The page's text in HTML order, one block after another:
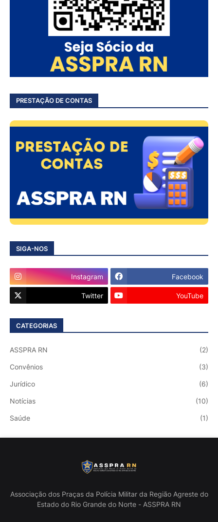
PRESTAÇÃO DE CONTAS
SIGA-NOS
Instagram Facebook
Twitter YouTube
CATEGORIAS
ASSPRA RN (2)
Convênios (3)
Jurídico (6)
Notícias (10)
Saúde (1)
Associação dos Praças da Polícia Militar da Região Agreste do
Estado do Rio Grande do Norte - ASSPRA RN